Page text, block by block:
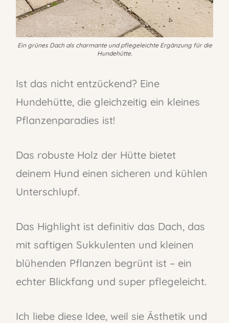
Ein grünes Dach als charmante und pflegeleichte Ergänzung für die
Hundehütte.
Ist das nicht entzückend? Eine
Hundehütte, die gleichzeitig ein kleines
Pflanzenparadies ist!
Das robuste Holz der Hütte bietet
deinem Hund einen sicheren und kühlen
Unterschlupf.
Das Highlight ist definitiv das Dach, das
mit saftigen Sukkulenten und kleinen
blühenden Pflanzen begrünt ist – ein
echter Blickfang und super pflegeleicht.
Ich liebe diese Idee, weil sie Ästhetik und